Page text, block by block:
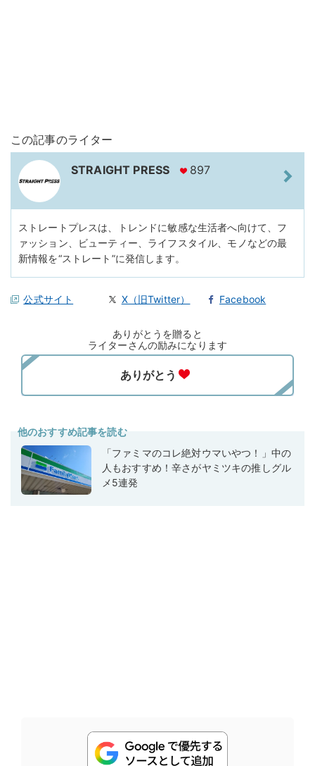
この記事のライター
STRAIGHT PRESS 897
ストレートプレスは、トレンドに敏感な生活者へ向けて、フ
ァッション、ビューティー、ライフスタイル、モノなどの最
新情報を“ストレート”に発信します。
公式サイト X（旧Twitter） Facebook
ありがとうを贈ると
ライターさんの励みになります
他のおすすめ記事を読む
「ファミマのコレ絶対ウマいやつ！」中の
人もおすすめ！辛さがヤミツキの推しグル
メ5連発